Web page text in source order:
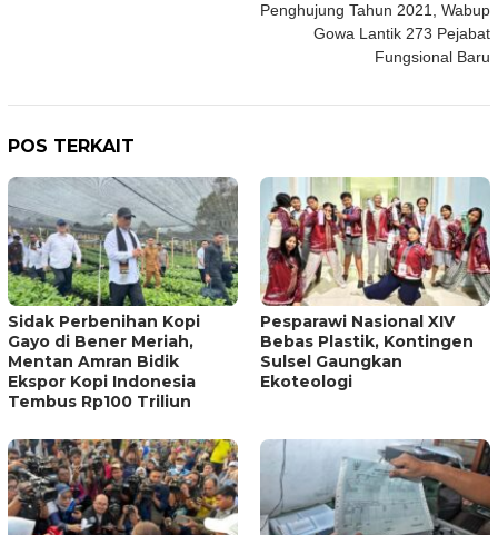
Penghujung Tahun 2021, Wabup
Gowa Lantik 273 Pejabat
Fungsional Baru
POS TERKAIT
Sidak Perbenihan Kopi
Gayo di Bener Meriah,
Mentan Amran Bidik
Ekspor Kopi Indonesia
Tembus Rp100 Triliun
Pesparawi Nasional XIV
Bebas Plastik, Kontingen
Sulsel Gaungkan
Ekoteologi